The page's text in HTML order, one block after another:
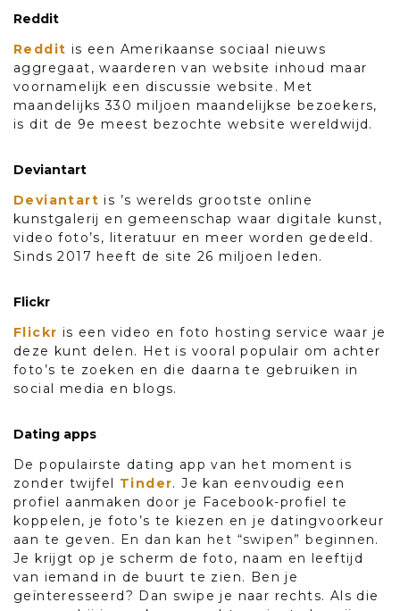
Reddit
Reddit is een Amerikaanse sociaal nieuws
aggregaat, waarderen van website inhoud maar
voornamelijk een discussie website. Met
maandelijks 330 miljoen maandelijkse bezoekers,
is dit de 9e meest bezochte website wereldwijd.
Deviantart
Deviantart is ’s werelds grootste online
kunstgalerij en gemeenschap waar digitale kunst,
video foto’s, literatuur en meer worden gedeeld.
Sinds 2017 heeft de site 26 miljoen leden.
Flickr
Flickr is een video en foto hosting service waar je
deze kunt delen. Het is vooral populair om achter
foto’s te zoeken en die daarna te gebruiken in
social media en blogs.
Dating apps
De populairste dating app van het moment is
zonder twijfel Tinder. Je kan eenvoudig een
profiel aanmaken door je Facebook-profiel te
koppelen, je foto’s te kiezen en je datingvoorkeur
aan te geven. En dan kan het “swipen” beginnen.
Je krijgt op je scherm de foto, naam en leeftijd
van iemand in de buurt te zien. Ben je
geïnteresseerd? Dan swipe je naar rechts. Als die